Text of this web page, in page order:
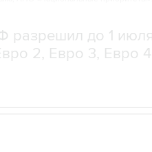
разрешил до 1
2, Евро 3, Евро 4